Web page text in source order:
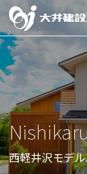
西軽井沢モデ